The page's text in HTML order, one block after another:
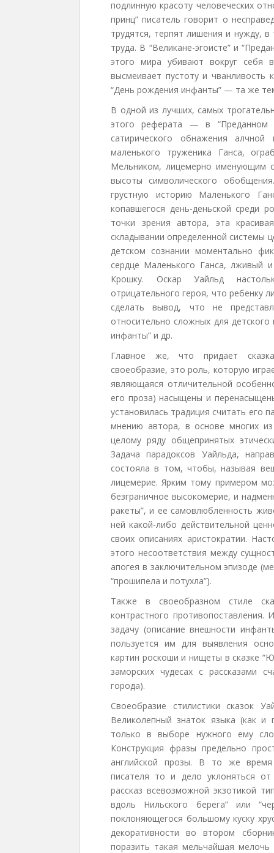
подлинную красоту человеческих
принц” писатель говорит о
трудятся, терпят лишения и нужду,
труда. В “Великане-эгоисте” и
этого мира убивают вокруг себя
высмеивает пустоту и чванливость
“День рождения инфанты” — та же
В одной из лучших, самых
этого реферата — в “Преданном
сатирического обнажения
маленького труженика Ганса,
Мельником, лицемерно именующим
высоты символического
грустную историю Маленького
копавшегося день-деньской среди
точки зрения автора, эта
складывании определенной системы
детском сознании моментально
сердце Маленького Ганса, лживый
Крошку. Оскар Уайльд
отрицательного героя, что ребенку
сделать вывод, что не
относительно сложных для
инфанты” и др.
Главное же, что придает
своеобразие, это роль, которую
являющаяся отличительной
его проза) насыщены и
установилась традиция считать его
мнению автора, в основе многих
целому ряду общепринятых
Задача парадоксов Уайльда,
состояла в том, чтобы, называя
лицемерие. Ярким тому примером
безграничное высокомерие, и
ракеты”, и ее самовлюбленность
ней какой-либо действительной
своих описаниях аристократии.
этого несоответствия между
апогея в заключительном эпизоде
“прошипела и потухла”).
Также в своеобразном стиле
контрастного
задачу (описание внешности
пользуется им для выявления
картин роскоши и нищеты в сказке
заморских чудесах с рассказами
города).
Своеобразие стилистики сказок
Великолепный знаток языка (как
только в выборе нужного ему
Конструкция фразы предельно
английской прозы. В то же время
писателя то и дело уклоняться
рассказ всевозможной экзотикой
вдоль Нильского берега” или
поклоняющегося большому куску
декоративности во втором
поразить такая мельчайшая мелочь